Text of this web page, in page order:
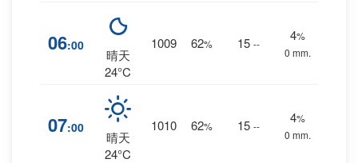
06:00
晴天
24°C
1009 62% 15 --
4%
0 mm.
07:00
晴天
24°C
1010 62% 15 --
4%
0 mm.